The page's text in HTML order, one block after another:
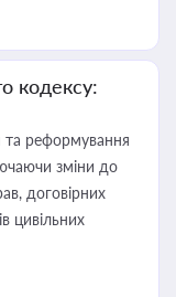
кодексу:
реформування
зміни до
договірних
цивільних